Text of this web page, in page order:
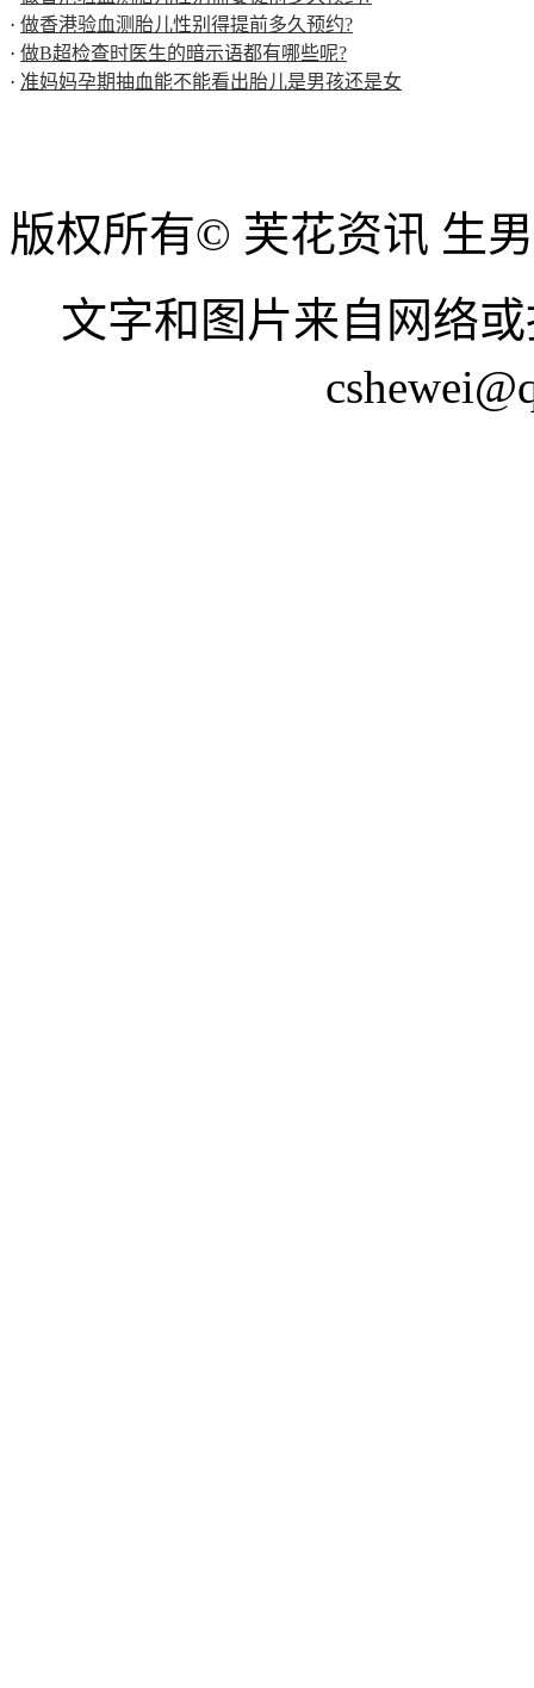
· 做香港验血测胎儿性别得提前多久预约?
· 做B超检查时医生的暗示语都有哪些呢?
· 准妈妈孕期抽血能不能看出胎儿是男孩还是女
版权所有© 芙花资讯 生
文字和图片来自网络